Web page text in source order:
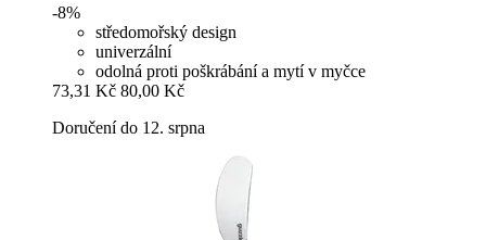
-8%
středomořský design
univerzální
odolná proti poškrábání a mytí v myčce
73,31 Kč 80,00 Kč
Doručení do 12. srpna